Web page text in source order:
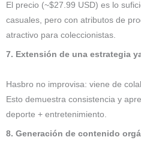
El precio (~$27.99 USD) es lo
casuales, pero con atributos de
atractivo para coleccionistas.
7. Extensión de una estrategia
Hasbro no improvisa: viene de
Esto demuestra consistencia y
deporte + entretenimiento.
8. Generación de contenido